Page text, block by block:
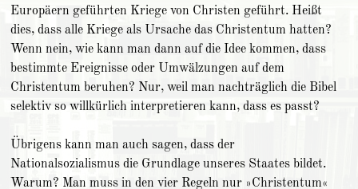
Europäern geführten Kriege von Christen geführt. Heißt
dies, dass alle Kriege als Ursache das Christentum hatten?
Wenn nein, wie kann man dann auf die Idee kommen, dass
bestimmte Ereignisse oder Umwälzungen auf dem
Christentum beruhen? Nur, weil man nachträglich die Bibel
selektiv so willkürlich interpretieren kann, dass es passt?
Übrigens kann man auch sagen, dass der
Nationalsozialismus die Grundlage unseres Staates bildet.
Warum? Man muss in den vier Regeln nur »Christentum«